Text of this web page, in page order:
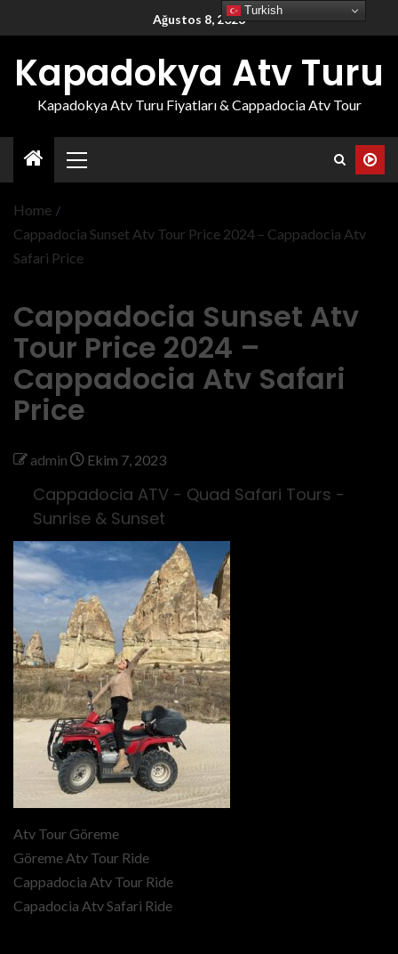
Ağustos 8, 2026
Kapadokya Atv Turu
Kapadokya Atv Turu Fiyatları & Cappadocia Atv Tour
Home
Cappadocia Sunset Atv Tour Price 2024 – Cappadocia Atv
Safari Price
Cappadocia Sunset Atv
Tour Price 2024 –
Cappadocia Atv Safari
Price
admin Ekim 7, 2023
Cappadocia ATV - Quad Safari Tours -
Sunrise & Sunset
Atv Tour Göreme
Göreme Atv Tour Ride
Cappadocia Atv Tour Ride
Capadocia Atv Safari Ride
Turkish